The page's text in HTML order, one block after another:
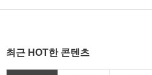
최근 HOT한 콘텐츠